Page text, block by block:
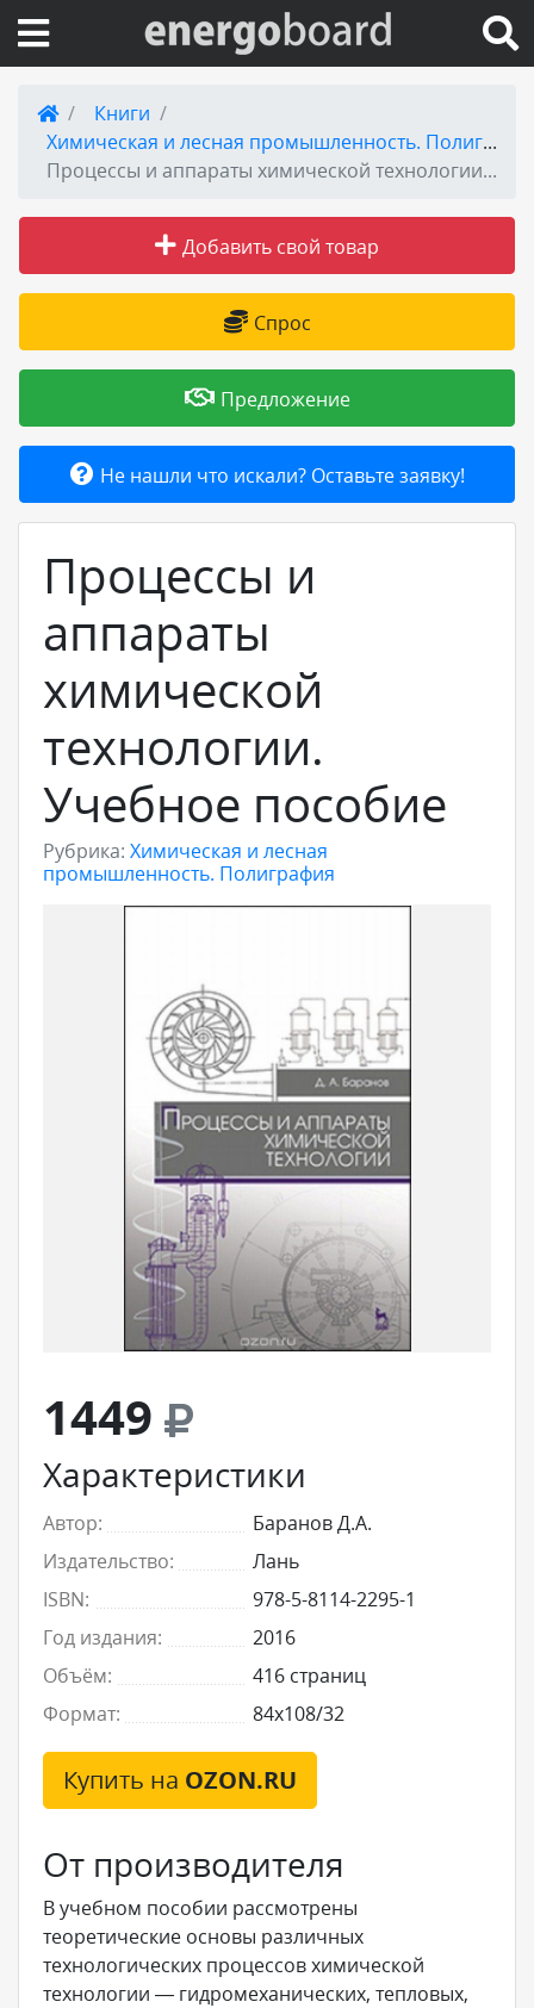
Вход на сайт
Поиск по сайту
Публикации
Справка
Товары и услуги
Добавить товар или услугу
Книги
Химическая и лесная промышленность. Полиграфия
Процессы и аппараты химической технологии. Учебное пособие
Добавить свой товар
Спрос
Предложение
Не нашли что искали? Оставьте заявку!
Процессы и
аппараты
химической
технологии.
Учебное пособие
Рубрика: Химическая и лесная
промышленность. Полиграфия
1449
Характеристики
Автор:
Баранов Д.А.
Издательство:
Лань
ISBN:
978-5-8114-2295-1
Год издания:
2016
Объём:
416 страниц
Формат:
84x108/32
Купить на OZON.RU
От производителя
В учебном пособии рассмотрены
теоретические основы различных
технологических процессов химической
технологии — гидромеханических, тепловых,